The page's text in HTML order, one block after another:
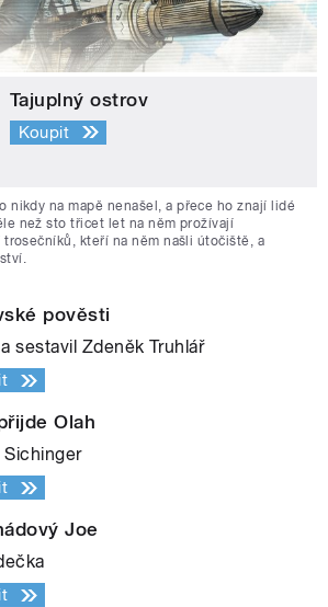
Tajuplný ostrov
Koupit
nikdy na mapě nenašel, a přece ho znají lidé
než sto třicet let na něm prožívají
kteří na něm našli útočiště, a
pověsti
sestavil Zdeněk Truhlář
Olah
Sichinger
Joe